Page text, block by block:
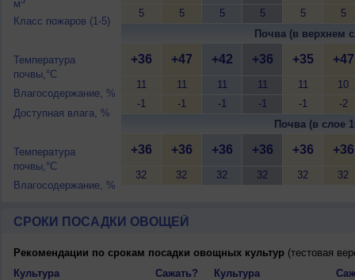
м
Класс пожаров (1-5)
Температура
почвы,°C
Влагосодержание, %
Доступная влага, %
Температура
почвы,°C
Влагосодержание, %
5
5
5
5
5
5
Почва (в верхнем
+36
11
-1
+47
11
-1
+42
11
-1
+36
11
-1
+35
11
-1
+47
10
-2
Почва (в слое
+36
32
+36
32
+36
32
+36
32
+36
32
+36
32
СРОКИ ПОСАДКИ ОВОЩЕЙ
Рекомендации по срокам посадки овощных культур(тестовая
Культура
Сажать? Культура